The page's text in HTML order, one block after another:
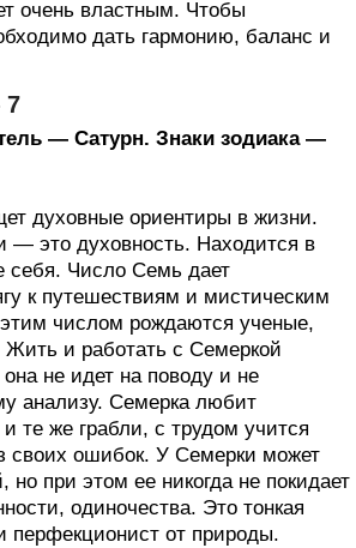
очень властным. Чтобы
дать гармонию, баланс и
7
— Сатурн. Знаки зодиака —
духовные ориентиры в жизни.
— это духовность. Находится в
себя. Число Семь дает
к путешествиям и мистическим
числом рождаются ученые,
Жить и работать с Семеркой
не идет на поводу и не
анализу. Семерка любит
те же грабли, с трудом учится
своих ошибок. У Семерки может
но при этом ее никогда не покидает
одиночества. Это тонкая
перфекционист от природы.